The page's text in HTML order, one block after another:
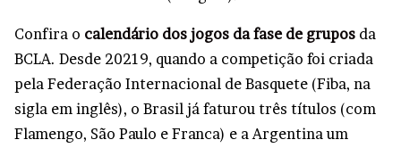
Confira o calendário dos jogos da fase de grupos da
BCLA. Desde 20219, quando a competição foi criada
pela Federação Internacional de Basquete (Fiba, na
sigla em inglês), o Brasil já faturou três títulos (com
Flamengo, São Paulo e Franca) e a Argentina um